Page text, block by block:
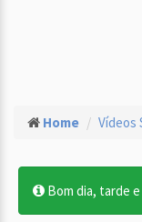
Home Vídeos
Bom dia, tarde